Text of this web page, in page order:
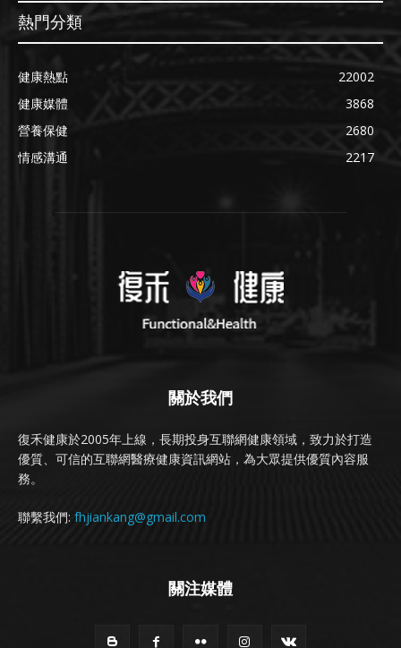
熱門分類
健康熱點
22002
健康媒體
3868
營養保健
2680
情感溝通
2217
關於我們
復禾健康於2005年上線，長期投身互聯網健康領域，致力於打造
優質、可信的互聯網醫療健康資訊網站，為大眾提供優質內容服
務。
聯繫我們: fhjiankang@gmail.com
關注媒體